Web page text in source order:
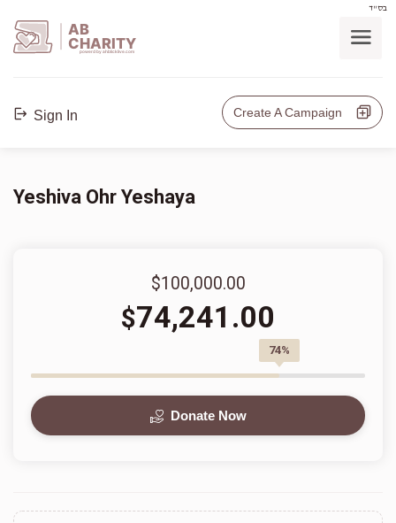
בס"ד
AB
CHARITY
powerd by ahblicklive.com
Sign In Create A Campaign
Yeshiva Ohr Yeshaya
$100,000.00
$74,241.00
74%
Donate Now